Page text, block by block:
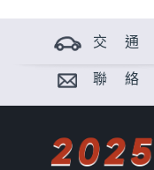
交 通
聯 絡